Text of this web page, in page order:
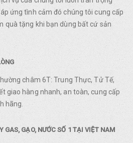
ứng tình cảm đó chúng tôi cung cấp
quà tặng khi bạn dùng bất cứ sản
châm 6T: Trung Thực, Tử Tế,
giao hàng nhanh, an toàn, cung cấp
hãng.
GAS, GẠO, NƯỚC SỐ 1 TẠI VIỆT NAM